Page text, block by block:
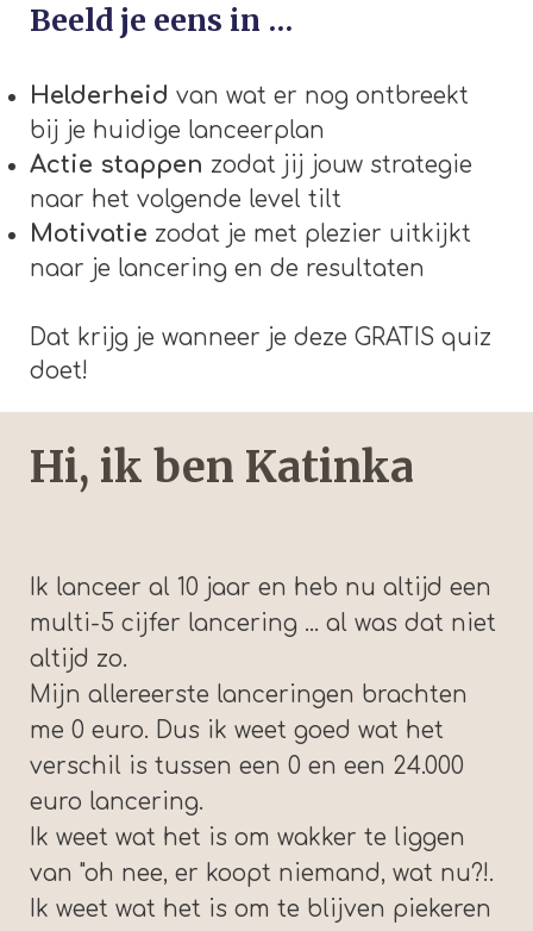
Beeld je eens in …
Helderheid van wat er nog ontbreekt
bij je huidige lanceerplan
Actie stappen zodat jij jouw strategie
naar het volgende level tilt
Motivatie zodat je met plezier uitkijkt
naar je lancering en de resultaten
Dat krijg je wanneer je deze GRATIS quiz
doet!
Hi, ik ben Katinka
Ik lanceer al 10 jaar en heb nu altijd een
multi-5 cijfer lancering ... al was dat niet
altijd zo.
Mijn allereerste lanceringen brachten
me 0 euro. Dus ik weet goed wat het
verschil is tussen een 0 en een 24.000
euro lancering.
Ik weet wat het is om wakker te liggen
van "oh nee, er koopt niemand, wat nu?!.
Ik weet wat het is om te blijven piekeren